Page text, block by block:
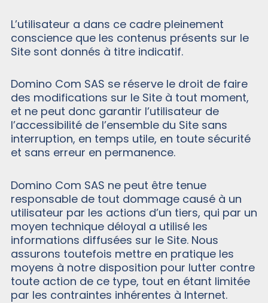
L’utilisateur a dans ce cadre pleinement
conscience que les contenus présents sur le
Site sont donnés à titre indicatif.
Domino Com SAS se réserve le droit de faire
des modifications sur le Site à tout moment,
et ne peut donc garantir l’utilisateur de
l’accessibilité de l’ensemble du Site sans
interruption, en temps utile, en toute sécurité
et sans erreur en permanence.
Domino Com SAS ne peut être tenue
responsable de tout dommage causé à un
utilisateur par les actions d’un tiers, qui par un
moyen technique déloyal a utilisé les
informations diffusées sur le Site. Nous
assurons toutefois mettre en pratique les
moyens à notre disposition pour lutter contre
toute action de ce type, tout en étant limitée
par les contraintes inhérentes à Internet.